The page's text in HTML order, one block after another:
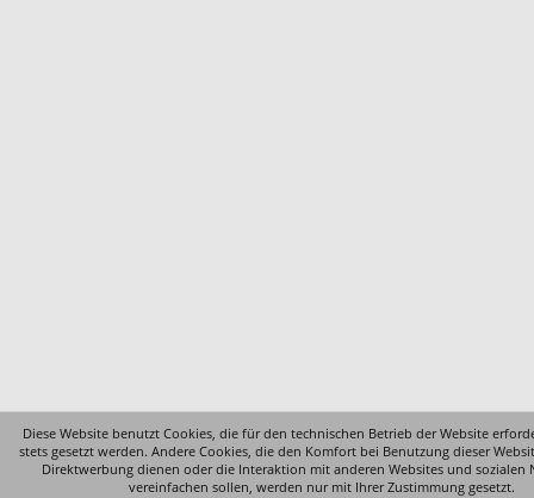
Diese Website benutzt Cookies, die für den technischen Betrieb der Website
stets gesetzt werden. Andere Cookies, die den Komfort bei Benutzung dieser
Direktwerbung dienen oder die Interaktion mit anderen Websites und sozialen
vereinfachen sollen, werden nur mit Ihrer Zustimmung gesetzt.